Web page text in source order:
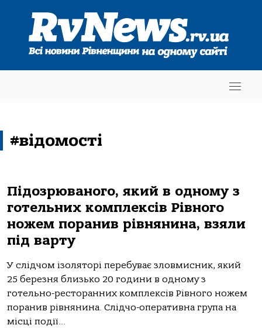
#відомості
Підозрюваного, який в одному з
готельних комплексів Рівного
ножем поранив рівнянина, взяли
під варту
У слідчом ізоляторі перебуває зловмисник, який
25 березня близько 20 години в одному з
готельно-ресторанних комплексів Рівного ножем
поранив рівнянина. Слідчо-оперативна група на
місці події...